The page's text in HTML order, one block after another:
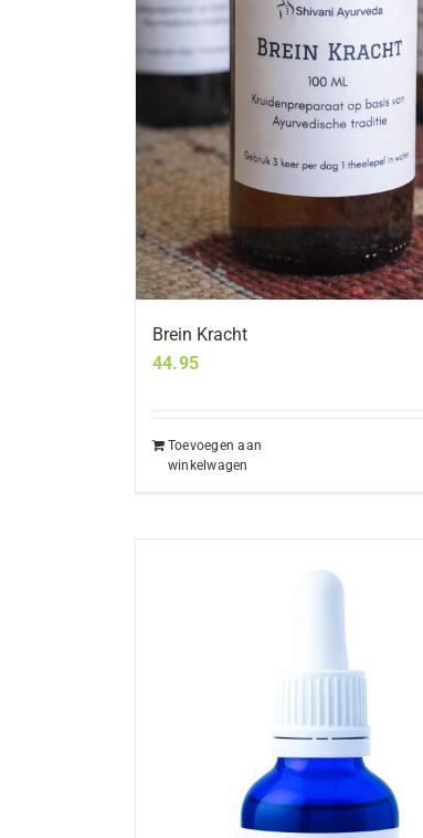
Brein Kracht
44.95
Toevoegen aan
winkelwagen